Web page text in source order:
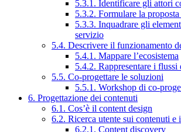
5.3.1. Identificare gli attori
5.3.2. Formulare la
5.3.3. Inquadrare gli
servizio
5.4. Descrivere il funzionamento
5.4.1. Mappare l’ecosistema
5.4.2. Rappresentare i
5.5. Co-progettare le soluzioni
5.5.1. Workshop di co-
6. Progettazione dei contenuti
6.1. Cos’è il content design
6.2. Ricerca utente sui contenuti e
6.2.1. Content discovery